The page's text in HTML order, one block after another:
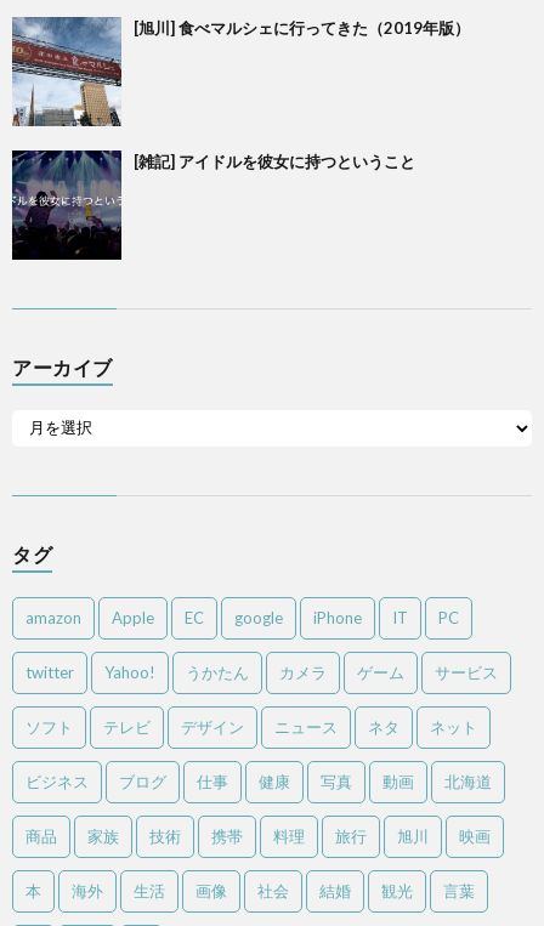
[旭川] 食べマルシェに行ってきた（2019年版）
[雑記] アイドルを彼女に持つということ
アーカイブ
タグ
amazon Apple EC google iPhone IT PC
twitter Yahoo! うかたん カメラ ゲーム サービス
ソフト テレビ デザイン ニュース ネタ ネット
ビジネス ブログ 仕事 健康 写真 動画 北海道
商品 家族 技術 携帯 料理 旅行 旭川 映画
本 海外 生活 画像 社会 結婚 観光 言葉